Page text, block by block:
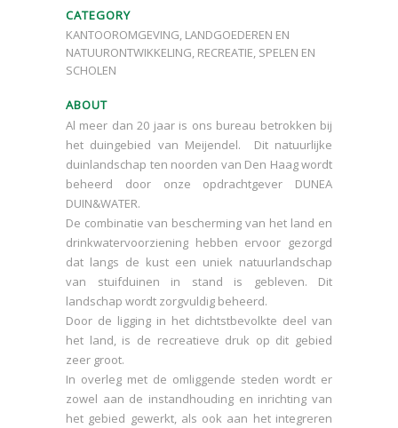
CATEGORY
KANTOOROMGEVING, LANDGOEDEREN EN
NATUURONTWIKKELING, RECREATIE, SPELEN EN
SCHOLEN
ABOUT
Al meer dan 20 jaar is ons bureau betrokken bij
het duingebied van Meijendel. Dit natuurlijke
duinlandschap ten noorden van Den Haag wordt
beheerd door onze opdrachtgever DUNEA
DUIN&WATER.
De combinatie van bescherming van het land en
drinkwatervoorziening hebben ervoor gezorgd
dat langs de kust een uniek natuurlandschap
van stuifduinen in stand is gebleven. Dit
landschap wordt zorgvuldig beheerd.
Door de ligging in het dichtstbevolkte deel van
het land, is de recreatieve druk op dit gebied
zeer groot.
In overleg met de omliggende steden wordt er
zowel aan de instandhouding en inrichting van
het gebied gewerkt, als ook aan het integreren